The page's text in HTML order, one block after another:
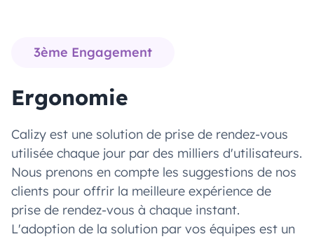
3ème Engagement
Ergonomie
Calizy est une solution de prise de rendez-vous
utilisée chaque jour par des milliers d'utilisateurs.
Nous prenons en compte les suggestions de nos
clients pour offrir la meilleure expérience de
prise de rendez-vous à chaque instant.
L'adoption de la solution par vos équipes est un